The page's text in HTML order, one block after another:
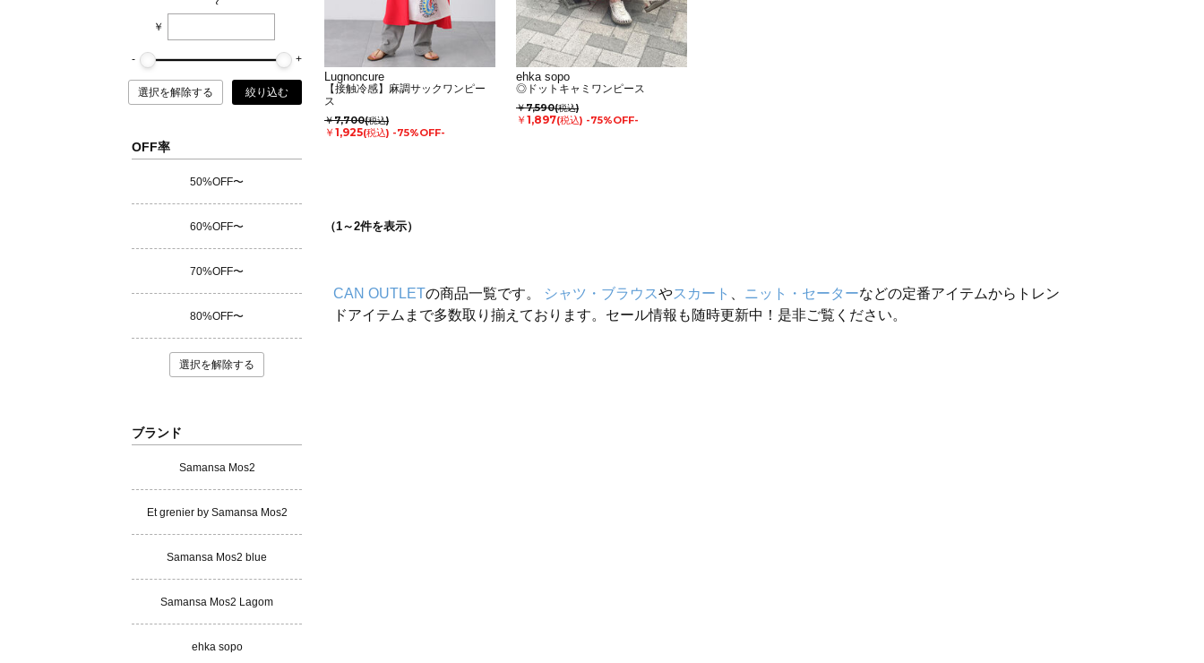
￥
選択を解除する 絞り込む
OFF率
50%OFF〜
60%OFF〜
70%OFF〜
80%OFF〜
選択を解除する
ブランド
Samansa Mos2
Et grenier by Samansa Mos2
Samansa Mos2 blue
Samansa Mos2 Lagom
ehka sopo
Lugnoncure
【接触冷感】麻調サックワンピー
ス
￥7,700(税込)
￥1,925(税込) -75%OFF-
ehka sopo
◎ドットキャミワンピース
￥7,590(税込)
￥1,897(税込) -75%OFF-
（1～2件を表示）
CAN OUTLETの商品一覧です。 シャツ・ブラウスやスカート ニット・セーターなどの定番アイテムからトレン
ドアイテムまで多数取り揃えております。セール情報も随時更新中！是非ご覧ください。